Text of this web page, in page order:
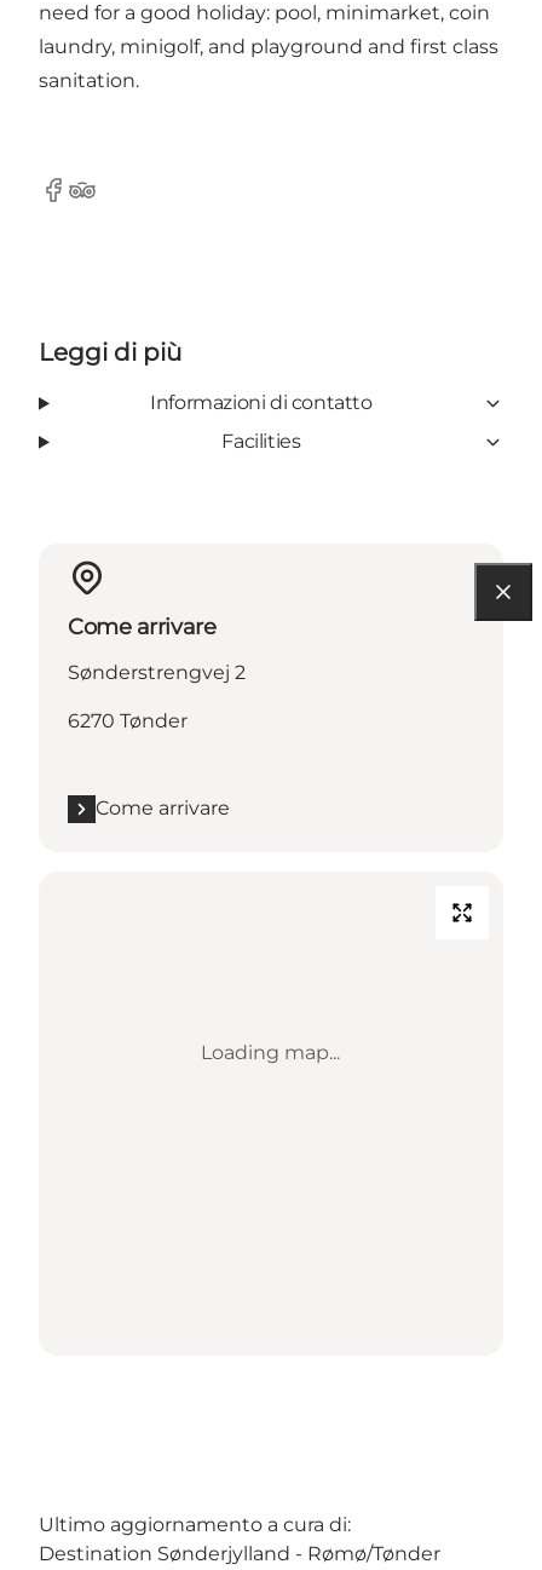
need for a good holiday: pool, minimarket, coin
laundry, minigolf, and playground and first class
sanitation.
Facebook
Tripadvisor
Leggi di più
Informazioni di contatto
Facilities
Come arrivare
Sønderstrengvej 2
6270 Tønder
Come arrivare
Loading map...
Ultimo aggiornamento a cura di:
Destination Sønderjylland - Rømø/Tønder